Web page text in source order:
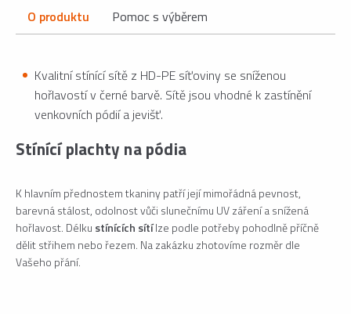
O produktu Pomoc s výběrem
Kvalitní stínící sítě z HD-PE síťoviny se sníženou
hořlavostí v černé barvě. Sítě jsou vhodné k zastínění
venkovních pódií a jevišť.
Stínící plachty na pódia
K hlavním přednostem tkaniny patří její mimořádná pevnost,
barevná stálost, odolnost vůči slunečnímu UV záření a snížená
hořlavost. Délku stínících sítílze podle potřeby pohodlně příčně
dělit střihem nebo řezem. Na zakázku zhotovíme rozměr dle
Vašeho přání.